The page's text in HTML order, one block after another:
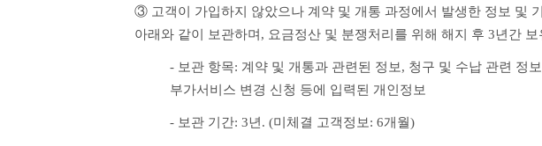
③ 고객이 가입하지 않았으나 계약 및 개통 과정에서 발생한 정보 및
아래와 같이 보관하며, 요금정산 및 분쟁처리를 위해 해지 후 3년간
- 보관 항목: 계약 및 개통과 관련된 정보, 청구 및 수납 관련 정
부가서비스 변경 신청 등에 입력된 개인정보
- 보관 기간: 3년. (미체결 고객정보: 6개월)